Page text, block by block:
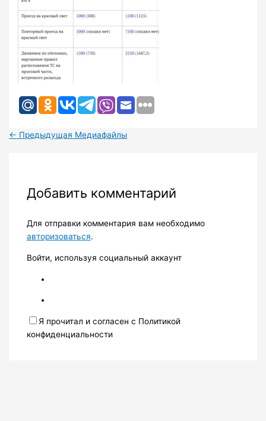
← Предыдущая Медиафайлы
Добавить комментарий
Для отправки комментария вам необходимо
авторизоваться.
Войти, используя социальный аккаунт
Я прочитал и согласен с Политикой
конфиденциальности